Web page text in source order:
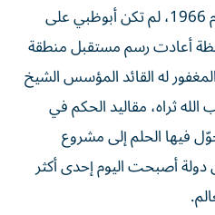
في السادس من أغسطس عام 1966، لم تكن أبوظبي على
أعادت رسم مستقبل منطقة
له القائد المؤسس الشيخ
ثراه، مقاليد الحكم في
فيها الحلم إلى مشروع
دولة أصبحت اليوم إحدى أكثر